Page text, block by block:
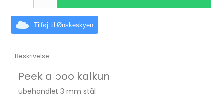
Tilføj til Ønskeskyen
Beskrivelse
Peek a boo kalkun
ubehandlet 3 mm stål